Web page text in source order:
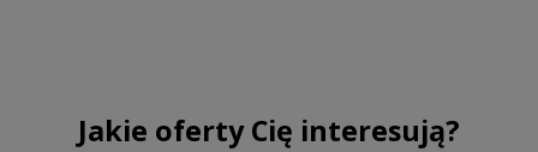
Jakie oferty Cię interesują?